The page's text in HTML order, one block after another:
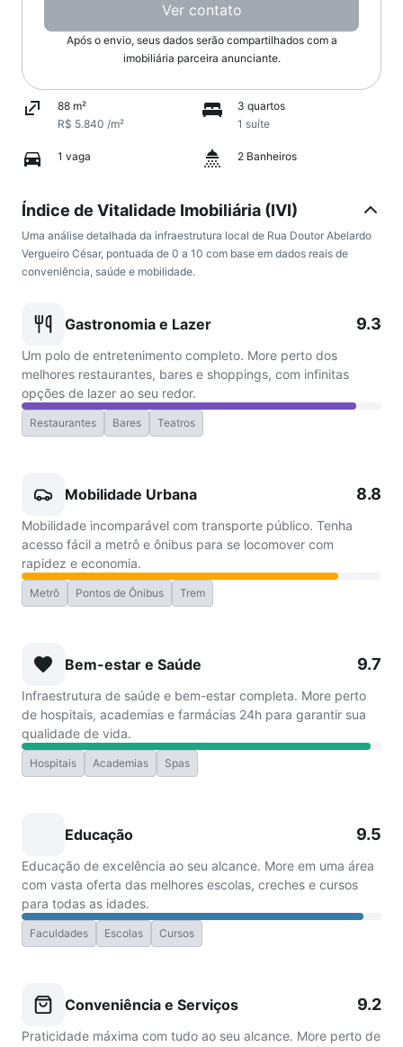
Ver contato
Após o envio, seus dados serão compartilhados com a
imobiliária parceira anunciante.
88 m²
R$ 5.840 /m²
3 quartos
1 suíte
1 vaga 2 Banheiros
Índice de Vitalidade Imobiliária (IVI)
Uma análise detalhada da infraestrutura local de Rua Doutor Abelardo
Vergueiro César, pontuada de 0 a 10 com base em dados reais de
conveniência, saúde e mobilidade.
Gastronomia e Lazer 9.3
Um polo de entretenimento completo. More perto dos
melhores restaurantes, bares e shoppings, com infinitas
opções de lazer ao seu redor.
Restaurantes Bares Teatros
Mobilidade Urbana 8.8
Mobilidade incomparável com transporte público. Tenha
acesso fácil a metrô e ônibus para se locomover com
rapidez e economia.
Metrô Pontos de Ônibus Trem
Bem-estar e Saúde 9.7
Infraestrutura de saúde e bem-estar completa. More perto
de hospitais, academias e farmácias 24h para garantir sua
qualidade de vida.
Hospitais Academias Spas
Educação 9.5
Educação de excelência ao seu alcance. More em uma área
com vasta oferta das melhores escolas, creches e cursos
para todas as idades.
Faculdades Escolas Cursos
Conveniência e Serviços 9.2
Praticidade máxima com tudo ao seu alcance. More perto de